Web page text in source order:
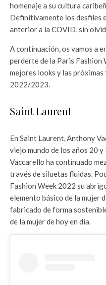
homenaje a su cultura
Definitivamente los desfiles
anterior a la COVID, sin
A continuación, os vamos a
perderte de la Paris Fashion
mejores looks y las
2022/2023.
Saint Laurent
En Saint Laurent, Anthony
viejo mundo de los años 20
Vaccarello ha continuado
través de siluetas fluidas.
Fashion Week 2022 su
elemento básico de la mujer
fabricado de forma
de la mujer de hoy en día.